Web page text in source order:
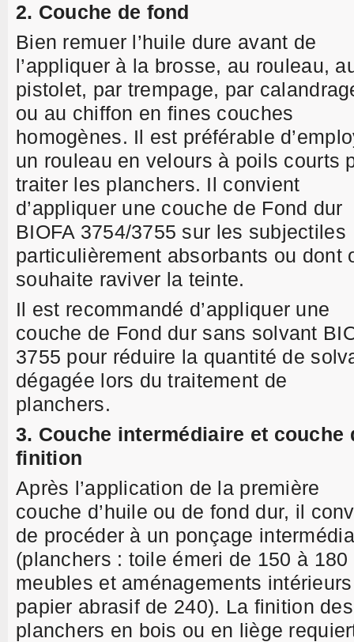
2. Couche de fond
Bien remuer l’huile dure avant de
l’appliquer à la brosse, au rouleau,
pistolet, par trempage, par
ou au chiffon en fines couches
homogènes. Il est préférable
un rouleau en velours à poils courts
traiter les planchers. Il convient
d’appliquer une couche de Fond dur
BIOFA 3754/3755 sur les subjectiles
particulièrement absorbants ou dont
souhaite raviver la teinte.
Il est recommandé d’appliquer une
couche de Fond dur sans solvant
3755 pour réduire la quantité de
dégagée lors du traitement de
planchers.
3. Couche intermédiaire et couche
finition
Après l’application de la première
couche d’huile ou de fond dur, il
de procéder à un ponçage
(planchers : toile émeri de 150 à 180
meubles et aménagements
papier abrasif de 240). La finition des
planchers en bois ou en liège